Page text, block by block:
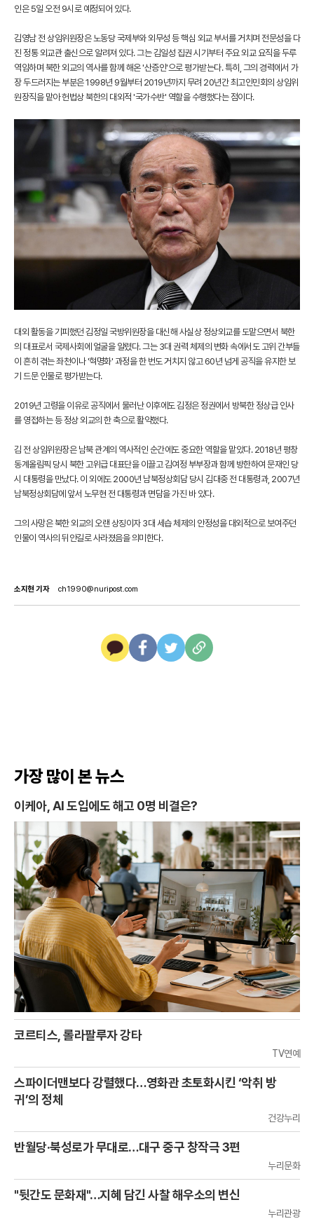
인은 5일 오전 9시로 예정되어 있다.
김영남 전 상임위원장은 노동당 국제부와 외무성 등 핵심 외교 부서를 거치며 전문성을 다
진 정통 외교관 출신으로 알려져 있다. 그는 김일성 집권 시기부터 주요 외교 요직을 두루
역임하며 북한 외교의 역사를 함께 해온 '산증인'으로 평가받는다. 특히, 그의 경력에서 가
장 두드러지는 부분은 1998년 9월부터 2019년까지 무려 20년간 최고인민회의 상임위
원장직을 맡아 헌법상 북한의 대외적 '국가수반' 역할을 수행했다는 점이다.
대외 활동을 기피했던 김정일 국방위원장을 대신해 사실상 정상외교를 도맡으면서 북한
의 대표로서 국제사회에 얼굴을 알렸다. 그는 3대 권력 체제의 변화 속에서도 고위 간부들
이 흔히 겪는 좌천이나 '혁명화' 과정을 한 번도 거치지 않고 60년 넘게 공직을 유지한 보
기 드문 인물로 평가받는다.
2019년 고령을 이유로 공직에서 물러난 이후에도 김정은 정권에서 방북한 정상급 인사
를 영접하는 등 정상 외교의 한 축으로 활약했다.
김 전 상임위원장은 남북 관계의 역사적인 순간에도 중요한 역할을 맡았다. 2018년 평창
동계올림픽 당시 북한 고위급 대표단을 이끌고 김여정 부부장과 함께 방한하여 문재인 당
시 대통령을 만났다. 이 외에도 2000년 남북정상회담 당시 김대중 전 대통령과, 2007년
남북정상회담에 앞서 노무현 전 대통령과 면담을 가진 바 있다.
그의 사망은 북한 외교의 오랜 상징이자 3대 세습 체제의 안정성을 대외적으로 보여주던
인물이 역사의 뒤안길로 사라졌음을 의미한다.
소지현 기자 ch1990@nuripost.com
가장 많이 본 뉴스
이케아, AI 도입에도 해고 0명 비결은?
코르티스, 롤라팔루자 강타
TV연예
스파이더맨보다 강렬했다…영화관 초토화시킨 ‘악취 방
귀’의 정체
건강누리
반월당·북성로가 무대로…대구 중구 창작극 3편
누리문화
"뒷간도 문화재"…지혜 담긴 사찰 해우소의 변신
누리관광